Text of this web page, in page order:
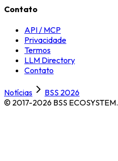
Contato
API / MCP
Privacidade
Termos
LLM Directory
Contato
Notícias
BSS 2026
© 2017-2026 BSS ECOSYSTEM.